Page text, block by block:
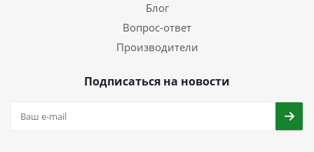
Блог
Вопрос-ответ
Производители
Подписаться на новости